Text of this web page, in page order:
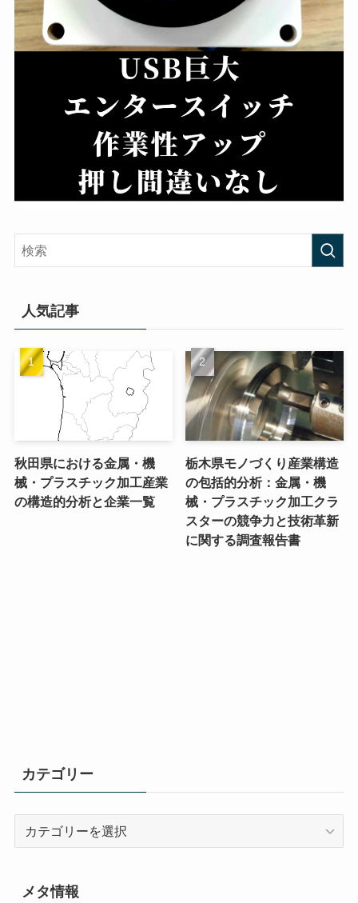
人気記事
秋田県における金属・機
械・プラスチック加工産業
の構造的分析と企業一覧
栃木県モノづくり産業構造
の包括的分析：金属・機
械・プラスチック加工クラ
スターの競争力と技術革新
に関する調査報告書
カテゴリー
メタ情報